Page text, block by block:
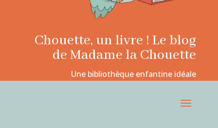
Chouette, un livre ! Le blog
de Madame la Chouette
Une bibliothèque enfantine idéale